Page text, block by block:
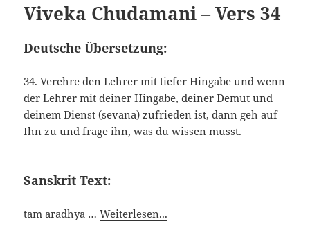
Viveka Chudamani – Vers 34
Deutsche Übersetzung:
34. Verehre den Lehrer mit tiefer Hingabe und wenn
der Lehrer mit deiner Hingabe, deiner Demut und
deinem Dienst (sevana) zufrieden ist, dann geh auf
Ihn zu und frage ihn, was du wissen musst.
Sanskrit Text:
tam ārādhya …Weiterlesen...